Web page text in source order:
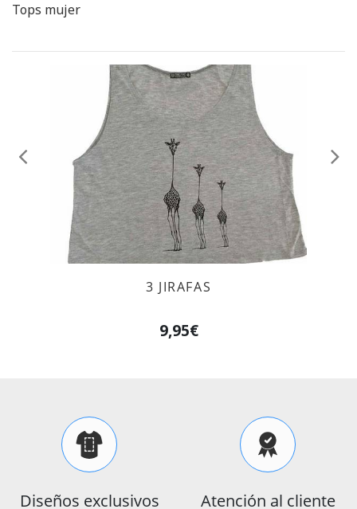
Tops mujer
3 JIRAFAS
9,95€
Anterior
Diseños exclusivos Atención al cliente